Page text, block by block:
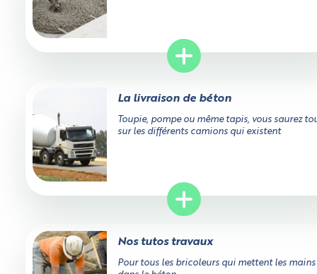
La livraison de béton
Toupie, pompe ou même tapis, vous saurez
sur les différents camions qui existent
Nos tutos travaux
Pour tous les bricoleurs qui mettent les mains